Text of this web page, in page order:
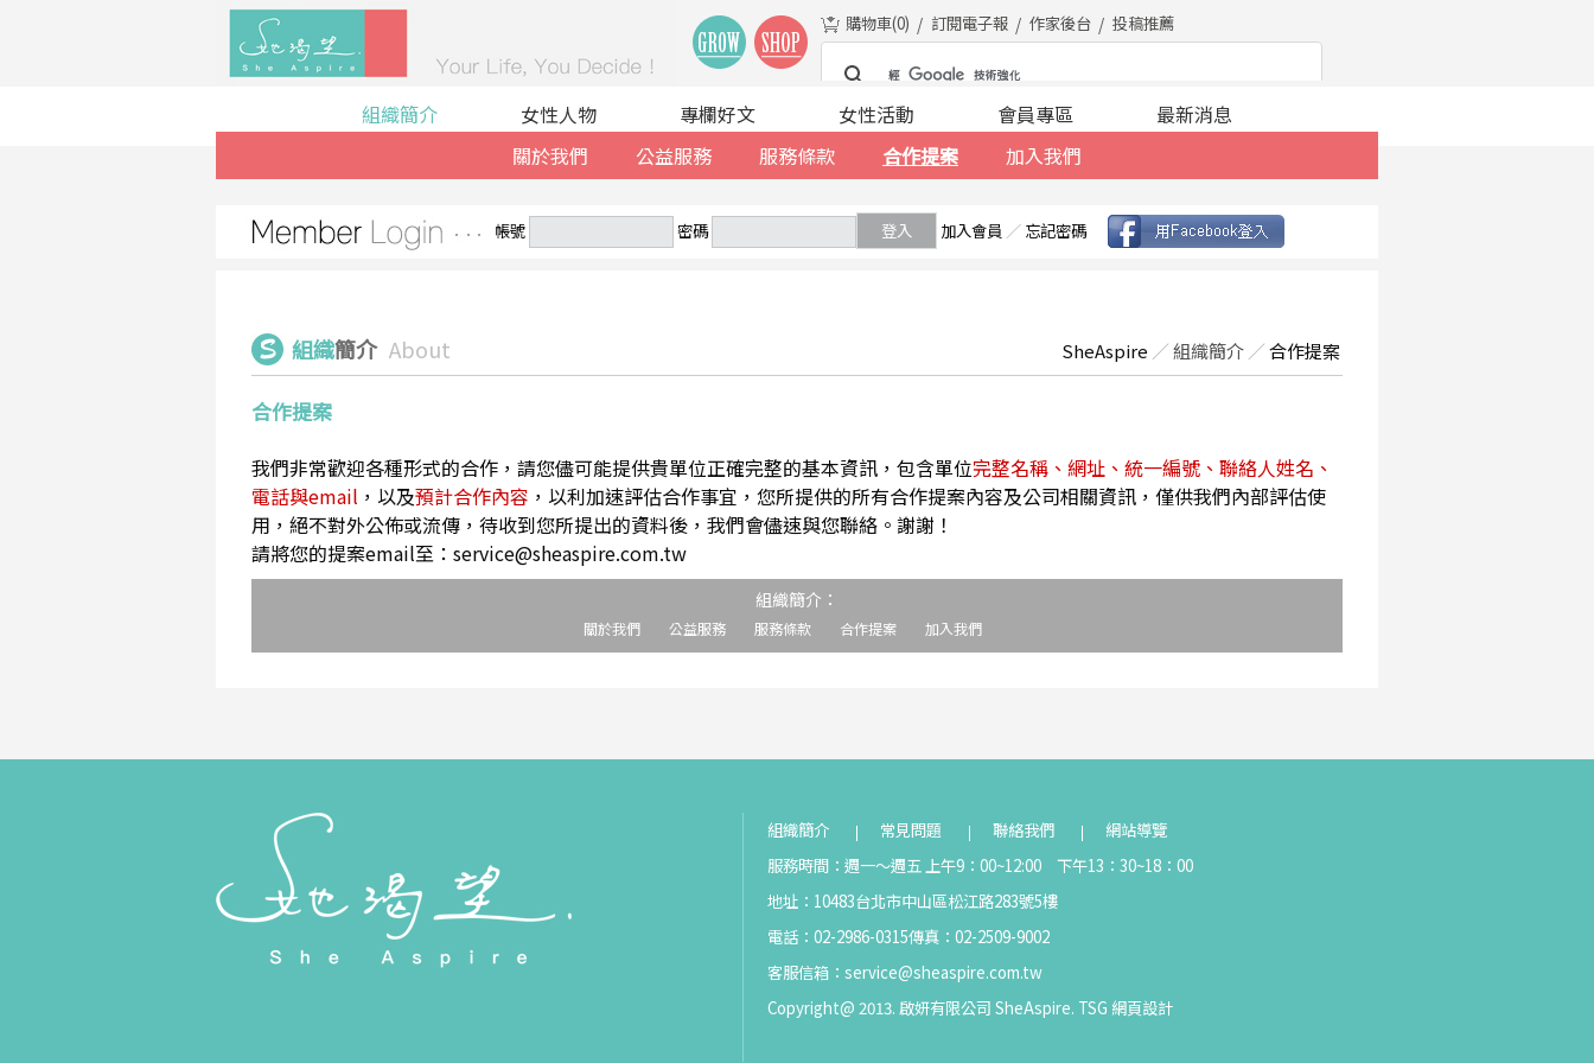
購物車(0) 訂閱電子報 作家後台 投稿推薦
組織簡介
關於我們
公益服務 服務條款 合作提案 加入我們
女性人物 專欄好文 女性活動 會員專區 最新消息
帳號 密碼 登入 加入會員 ／ 忘記密碼
組織簡介 About SheAspire ／組織簡介 ／合作提案
合作提案
我們非常歡迎各種形式的合作，請您儘可能提供貴單位正確完整的基本資訊，包含單位完整名稱、網址、統一編號、聯絡人姓名、
電話與email ，以及預計合作內容 ，以利加速評估合作事宜，您所提供的所有合作提案內容及公司相關資訊，僅供我們內部評估使
用，絕不對外公佈或流傳，待收到您所提出的資料後，我們會儘速與您聯絡。謝謝！
請將您的提案email至：service@sheaspire.com.tw
組織簡介：
關於我們 公益服務 服務條款 合作提案 加入我們
組織簡介 常見問題 聯絡我們
網站導覽
服務時間：週一～週五 上午9：00~12:00 下午13：30~18：00
地址：10483台北市中山區松江路283號5樓
電話：02-2986-0315傳真：02-2509-9002
客服信箱： service@sheaspire.com.tw
Copyright@ 2013. 啟妍有限公司 SheAspire. TSG 網頁設計